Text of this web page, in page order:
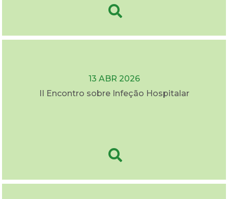
13 ABR 2026
II Encontro sobre Infeção Hospitalar